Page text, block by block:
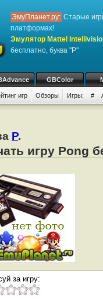
ЭмуПланет.ру: Старые
платформах!
Эмулятор Mattel
бесплатно, буква "P"
GBColor
игр Обзоры Игры: #
P.
игру Pong
за игру: